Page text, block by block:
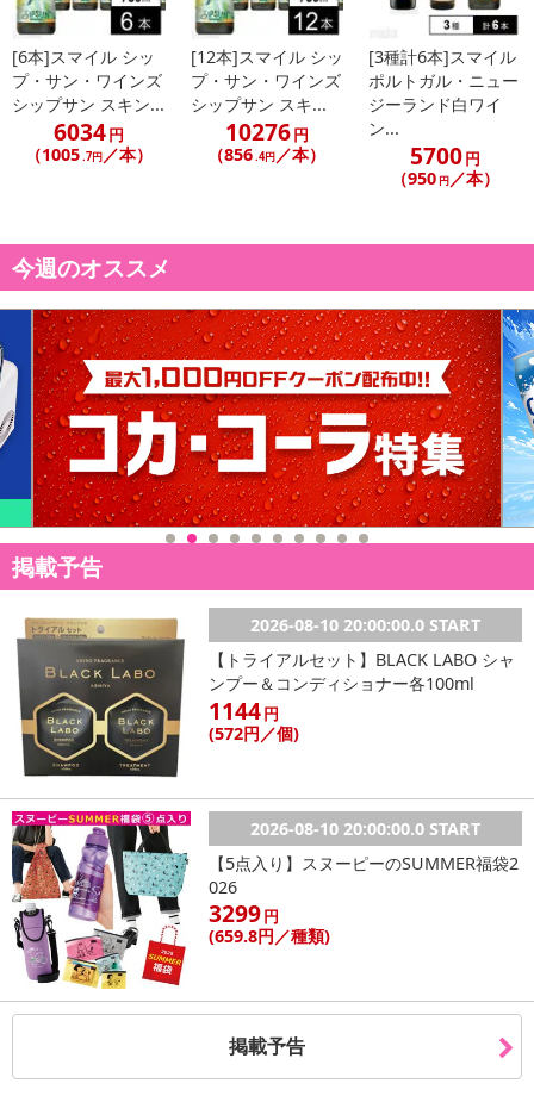
ンレス・タンク80％、フレンチ・オーク樽20％で発酵。
【ジョアン・カブラル・アルメイダ ムスゴ ティント フィールドブ
レンド】
丁寧な手作業による選別と除梗。発酵はステンレス・タンク。マロ
ラクティック発酵後、フレンチオーク樽で熟成。
【ティソ・メール ブリュット ラピアーズ】フランス
【シップ・サン・ワインズ シップサン スキンファーメンテッド・ソーヴィニョン・ブラン】ニ
ュージーランド
【ジョアン・カブラル・アルメイダ カメレオン ロウレイロ・アルバリーニョ】ポルトガル
【ヴァディオ バイラーダ ブランコ】ポルトガル
【セン・イグアル ヴィーニョ・ヴェルデ ブランコ】ポルトガル
【セン・イグアル ヴィーニョ・ヴェルデ ティント】ポルトガル
【ガレージ・ワイン バガル・ヴィンヤード カリボロ ガルナッチャ・フィールドブレンド】チ
【ヴァルチュール グロボ・ヴァルチュール プティヴェルド】チリ
【ヴィラール・ファイン・ワインズ ラッサンブラージュ グランヴァン】チリ
【スワートベルグ ミラクルブッシュ ホワイト】南アフリカ
【ジョアン・カブラル・アルメイダ ムスゴ ブランコ フィールドブレンド】ポルトガル
【ジョアン・カブラル・アルメイダ ムスゴ ティント フィールドブレンド】ポルトガル
酒類区分:
果実酒
アルコール度数:
【ティソ・メール ブリュット ラピアーズ】12度
【シップ・サン・ワインズ シップサン スキンファーメンテッド・ソーヴィニョン・ブラン】1
2.5度
【ジョアン・カブラル・アルメイダ カメレオン ロウレイロ・アルバリーニョ】11度
【ヴァディオ バイラーダ ブランコ】12.5度
【セン・イグアル ヴィーニョ・ヴェルデ ブランコ】12.5度
【セン・イグアル ヴィーニョ・ヴェルデ ティント】10.5度
【ガレージ・ワイン バガル・ヴィンヤード カリボロ ガルナッチャ・フィールドブレンド】14.
5度
【ヴィラール・ファイン・ワインズ ラッサンブラージュ グランヴァン】13.5度
【スワートベルグ ミラクルブッシュ ホワイト】12.5度
[6本]スマイル シッ
プ・サン・ワインズ
シップサン スキン...
6034円
（1005.7円／本）
[12本]スマイル シッ
プ・サン・ワインズ
シップサン スキ...
10276円
（856.4円／本）
[3種計6本]スマイル
ポルトガル・ニュー
ジーランド白ワイ
ン...
5700円
（950 円／本）
今週のオススメ
掲載予告
2026-08-10 20:00:00.0 START
【トライアルセット】BLACK LABO シャ
ンプー＆コンディショナー各100ml
1144円
(572円 ／個)
2026-08-10 20:00:00.0 START
【5点入り】スヌーピーのSUMMER福袋2
026
3299円
(659.8円 ／種類)
掲載予告